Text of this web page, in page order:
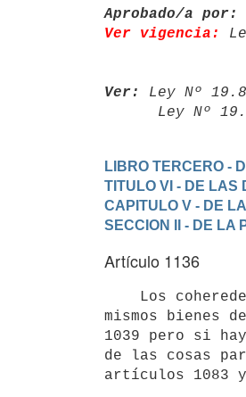
Aprobado/a por:
Ver vigencia:
Ver: Ley Nº
Ley
LIBRO TERCERO -
TITULO VI - DE LAS
CAPITULO V - DE
SECCION II - DE LA
Artículo 1136
mismos
1039 pero si
de las cosas